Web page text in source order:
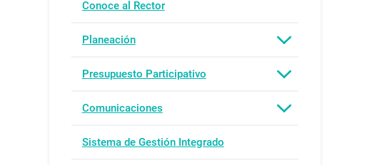
Conoce al Rector
Planeación
Presupuesto Participativo
Comunicaciones
Sistema de Gestión Integrado